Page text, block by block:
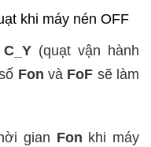
khi máy nén OFF
(quạt vận hành
Fon và FoF sẽ làm
gian Fon khi máy